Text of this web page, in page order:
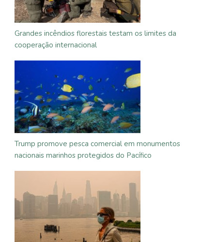
Grandes incêndios florestais testam os limites da
cooperação internacional
Trump promove pesca comercial em monumentos
nacionais marinhos protegidos do Pacífico